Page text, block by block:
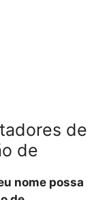
de
de
nome possa